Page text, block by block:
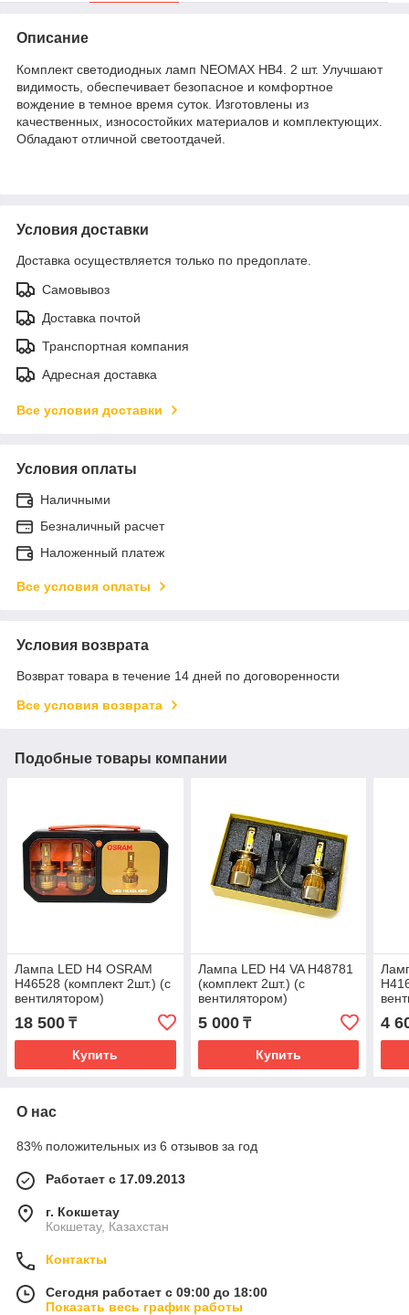
Описание
Комплект светодиодных ламп NEOMAX HB4. 2 шт. Улучшают
видимость, обеспечивает безопасное и комфортное
вождение в темное время суток. Изготовлены из
качественных, износостойких материалов и комплектующих.
Обладают отличной светоотдачей.
Условия доставки
Доставка осуществляется только по предоплате.
Самовывоз
Доставка почтой
Транспортная компания
Адресная доставка
Все условия доставки
Условия оплаты
Наличными
Безналичный расчет
Наложенный платеж
Все условия оплаты
Условия возврата
Возврат товара в течение 14 дней по договоренности
Все условия возврата
Подобные товары компании
Лампа LED H4 OSRAM
H46528 (комплект 2шт.) (с
вентилятором)
18 500 ₸
Купить
Лампа LED H4 VA H48781
(комплект 2шт.) (с
вентилятором)
5 000₸
Купить
4
О нас
83% положительных из 6 отзывов за год
Работает с 17.09.2013
г. Кокшетау
Кокшетау, Казахстан
Контакты
Сегодня работает с 09:00 до 18:00
Показать весь график работы